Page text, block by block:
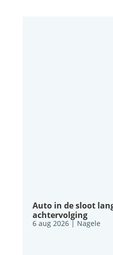
Auto in de sloot
achtervolging
6 aug 2026| Nagele